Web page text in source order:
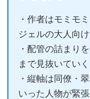
・作者はモミモ
ジェルの大人向
・配管の詰まり
まで見抜いてい
・縦軸は同僚・
いった人物が緊